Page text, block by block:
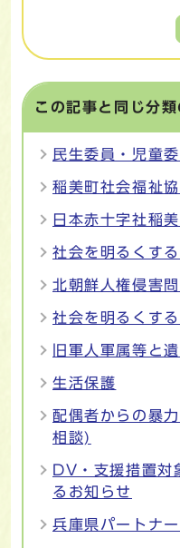
この記事と同じ分
民生委員・児童
稲美町社会福祉
日本赤十字社稲
社会を明るくす
北朝鮮人権侵害
社会を明るくす
旧軍人軍属等と
生活保護
配偶者からの暴
相談)
DV・支援措置対
るお知らせ
兵庫県パートナ